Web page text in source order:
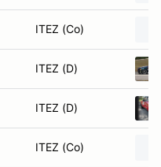
ITEZ (Co)
ITEZ (D)
ITEZ (D)
ITEZ (Co)